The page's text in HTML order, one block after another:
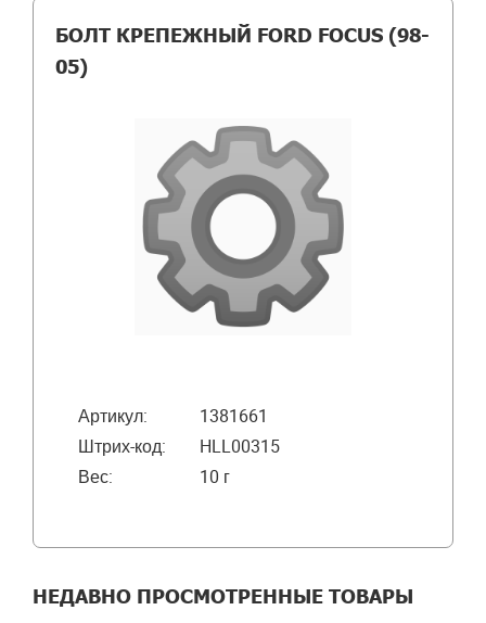
БОЛТ КРЕПЕЖНЫЙ FORD FOCUS (98-
05)
Артикул:
1381661
Штрих-код:
HLL00315
Вес:
10 г
НЕДАВНО ПРОСМОТРЕННЫЕ ТОВАРЫ